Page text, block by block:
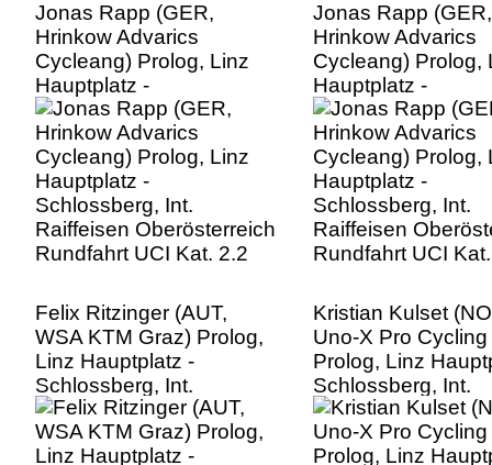
Jonas Rapp (GER,
Hrinkow Advarics
Cycleang) Prolog, Linz
Hauptplatz -
Schlossberg, Int.
Raiffeisen Oberösterreich
Rundfahrt UCI Kat. 2.2
Jonas Rapp (GER,
Hrinkow Advarics
Cycleang) Prolog,
Hauptplatz -
Schlossberg, Int.
Raiffeisen
Rundfahrt UCI
Felix Ritzinger (AUT,
WSA KTM Graz) Prolog,
Linz Hauptplatz -
Schlossberg, Int.
Raiffeisen Oberösterreich
Rundfahrt UCI Kat. 2.2
Kristian Kulset
Uno-X Pro Cycling
Prolog, Linz
Schlossberg, Int.
Raiffeisen
Rundfahrt UCI